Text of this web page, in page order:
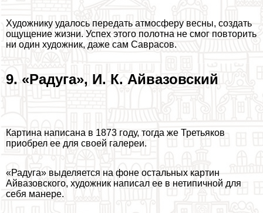
Художнику удалось передать атмосферу весны, создать
ощущение жизни. Успех этого полотна не смог повторить
ни один художник, даже сам Саврасов.
9. «Радуга», И. К. Айвазовский
Картина написана в 1873 году, тогда же Третьяков
приобрел ее для своей галереи.
«Радуга» выделяется на фоне остальных картин
Айвазовского, художник написал ее в нетипичной для
себя манере.